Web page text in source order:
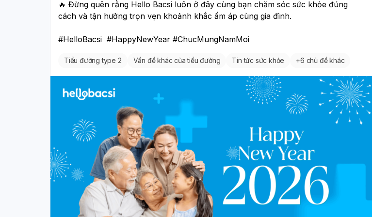
🔥 Đừng quên rằng Hello Bacsi luôn ở đây cùng bạn chăm sóc sức khỏe đúng
cách và tận hưởng trọn vẹn khoảnh khắc ấm áp cùng gia đình.
#HelloBacsi  #HappyNewYear #ChucMungNamMoi
Tiểu đường type 2 Vấn đề khác của tiểu đường Tin tức sức khỏe +6 chủ đề khác